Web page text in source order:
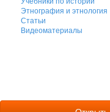
Этнография и этнология
Статьи
Видеоматериалы